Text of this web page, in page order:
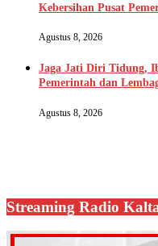
Kebersihan Pusat
Agustus 8, 2026
Jaga Jati Diri Tidung,
Pemerintah dan
Agustus 8, 2026
Streaming Radio